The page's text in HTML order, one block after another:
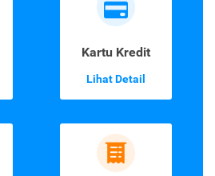
Kartu Kredit
Lihat Detail